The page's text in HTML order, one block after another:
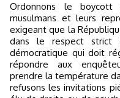
Ordonnons le
musulmans et leurs
exigeant que la
dans le respect
démocratique qui doit
répondre aux
prendre la température
refusons les invitations